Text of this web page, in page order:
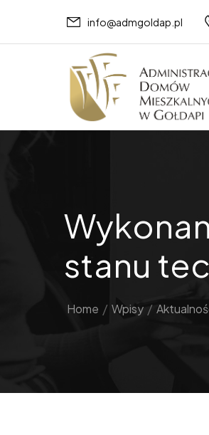
info@admgoldap.pl
stanu
Home / Wpisy /